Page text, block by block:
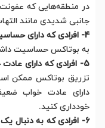
در منطقه‌هایی که عفونت
جانبی شدیدی مانند
4- افرادی که دارای حساسیت به بوتاکس هستند:
به بوتاکس حساسیت
5- افرادی که دارای عادت خواب ضعیف هستند:
تزریق بوتاکس ممکن
دارای عادت خواب
خودداری کنید.
6- افرادی که به دنبال یک جراحی صورت هستند: